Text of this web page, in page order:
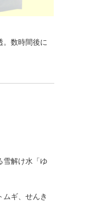
数時間後に
雪解け水「ゆ
ギ、せんき